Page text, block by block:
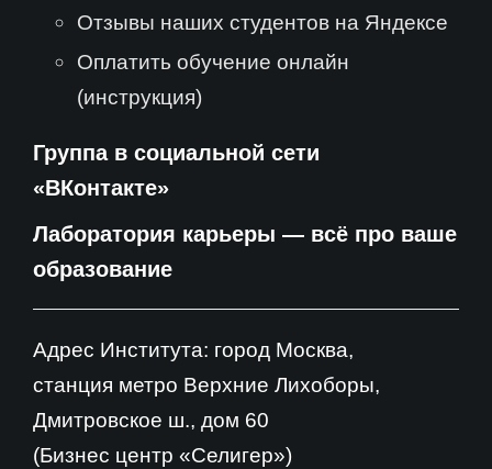
Отзывы наших студентов на Яндексе
Оплатить обучение онлайн
(инструкция)
Группа в социальной сети
«ВКонтакте»
Лаборатория карьеры — всё про ваше
образование
Адрес Института: город Москва,
станция метро Верхние Лихоборы,
Дмитровское ш., дом 60
(Бизнес центр «Селигер»)